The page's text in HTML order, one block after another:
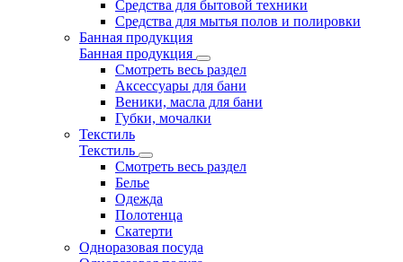
Средства для бытовой техники
Средства для мытья полов и полировки
Банная продукция
Банная продукция
Смотреть весь раздел
Аксессуары для бани
Веники, масла для бани
Губки, мочалки
Текстиль
Текстиль
Смотреть весь раздел
Белье
Одежда
Полотенца
Скатерти
Одноразовая посуда